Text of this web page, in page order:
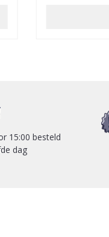
15:00 besteld
dag